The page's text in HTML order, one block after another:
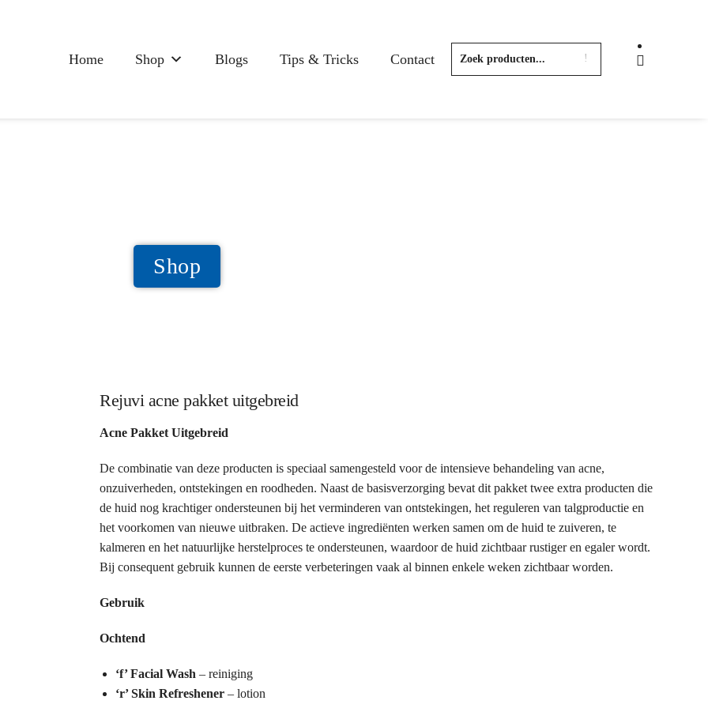
Home Shop Blogs Tips & Tricks Contact
Shop
Rejuvi acne pakket uitgebreid
Acne Pakket Uitgebreid
De combinatie van deze producten is speciaal samengesteld voor de intensieve behandeling van acne,
onzuiverheden, ontstekingen en roodheden. Naast de basisverzorging bevat dit pakket twee extra producten die
de huid nog krachtiger ondersteunen bij het verminderen van ontstekingen, het reguleren van talgproductie en
het voorkomen van nieuwe uitbraken. De actieve ingrediënten werken samen om de huid te zuiveren, te
kalmeren en het natuurlijke herstelproces te ondersteunen, waardoor de huid zichtbaar rustiger en egaler wordt.
Bij consequent gebruik kunnen de eerste verbeteringen vaak al binnen enkele weken zichtbaar worden.
Gebruik
Ochtend
‘f’ Facial Wash – reiniging
‘r’ Skin Refreshener – lotion